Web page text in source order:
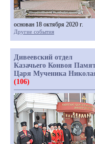
основан 18 октября 2020 г.
Другие события
Дивеевский отдел
Казачьего Конвоя
Царя Мученика
(106)